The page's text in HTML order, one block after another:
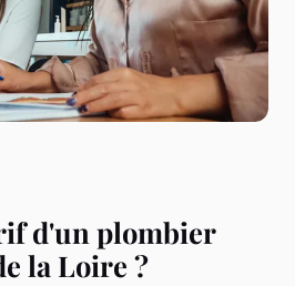
d'un plombier
la Loire ?